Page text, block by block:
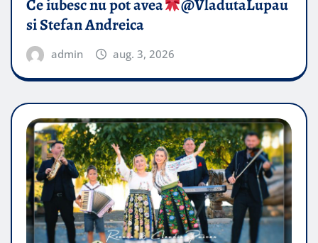
Ce iubesc nu pot avea
​@VladutaLupau
si Stefan Andreica
admin aug. 3, 2026